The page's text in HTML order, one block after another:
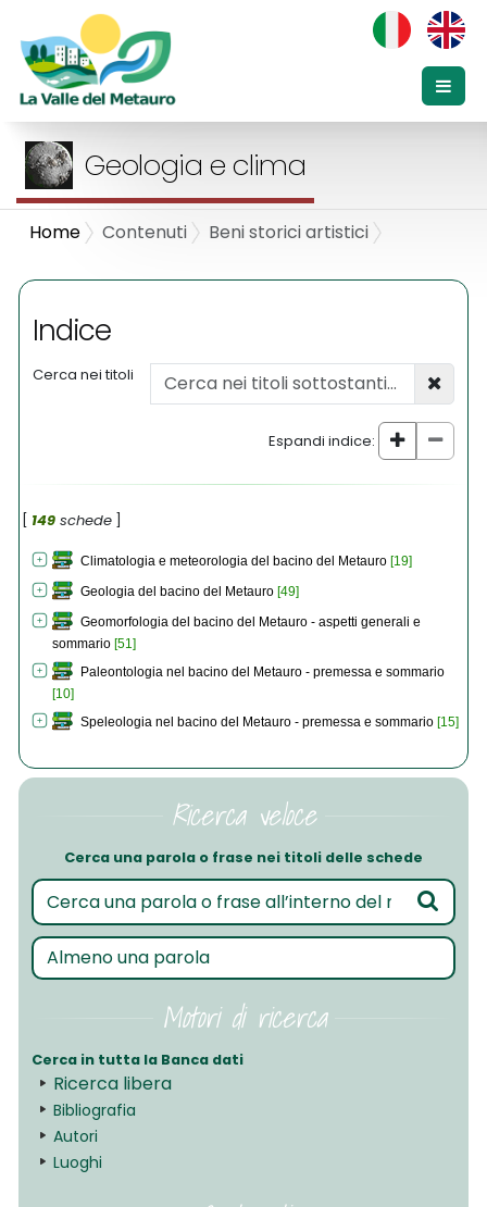
Geologia e clima
Home Contenuti Beni storici artistici
Ricerca veloce
Cerca una parola o frase nei titoli delle schede
Motori di ricerca
Cerca in tutta la Banca dati
Ricerca libera
Bibliografia
Autori
Luoghi
Indice
Cerca nei titoli
Espandi indice:
[ 149 schede ]
Climatologia e meteorologia del bacino del Metauro [19]
Geologia del bacino del Metauro [49]
Geomorfologia del bacino del Metauro - aspetti generali e
sommario [51]
Paleontologia nel bacino del Metauro - premessa e sommario
[10]
Speleologia nel bacino del Metauro - premessa e sommario [15]